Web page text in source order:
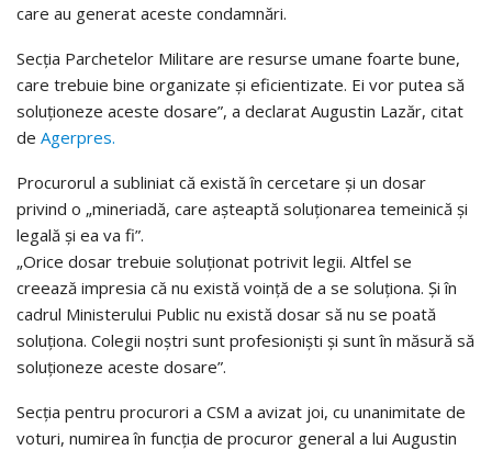
care au generat aceste condamnări.
Secţia Parchetelor Militare are resurse umane foarte bune,
care trebuie bine organizate şi eficientizate. Ei vor putea să
soluţioneze aceste dosare”, a declarat Augustin Lazăr, citat
de Agerpres.
Procurorul a subliniat că există în cercetare şi un dosar
privind o „mineriadă, care aşteaptă soluţionarea temeinică şi
legală şi ea va fi”.
„Orice dosar trebuie soluţionat potrivit legii. Altfel se
creează impresia că nu există voinţă de a se soluţiona. Şi în
cadrul Ministerului Public nu există dosar să nu se poată
soluţiona. Colegii noştri sunt profesionişti şi sunt în măsură să
soluţioneze aceste dosare”.
Secţia pentru procurori a CSM a avizat joi, cu unanimitate de
voturi, numirea în funcţia de procuror general a lui Augustin